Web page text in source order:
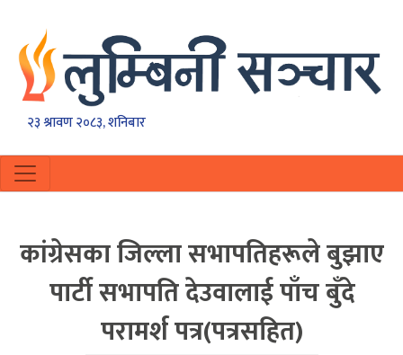
२३ श्रावण २०८३, शनिबार
कांग्रेसका जिल्ला सभापतिहरूले बुझाए
पार्टी सभापति देउवालाई पाँच बुँदे
परामर्श पत्र(पत्रसहित)